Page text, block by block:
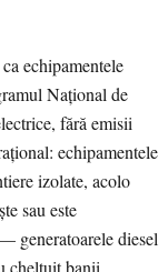
echipamentele
Național de
fără emisii
echipamentele
izolate, acolo
sau este
generatoarele diesel
cheltuit banii